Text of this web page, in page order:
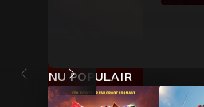
NU POPULAIR